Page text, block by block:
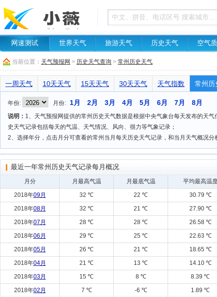
网速测试 世界天气 旅游天气 历史天气 空气
当前位置： 天气预报网 > 历史天气查询 > 常州历史天气
一周天气 10天天气 15天天气 30天天气 天气指数 常州历
年份: 月份: 1月 2月 3月 4月 5月 6月 7月 8月
说明： 1、天气预报网提供的常州历史天气数据是根据中央气象台每天发布的天
史天气记录包括每天的气温、天气情况、风向、很力等气象记录；
2、选择年分，点击月分可查看的常州当月每天历史天气记录，和当月天气概况分
最近一年常州历史天气记录每月概况
月分 月最高气温 月最底气温
平均最高温
2018年09月 32 ℃ 22 ℃
30.79 ℃
2018年08月 32 ℃ 21 ℃
27.90 ℃
2018年07月 28 ℃ 28 ℃
26.58 ℃
2018年06月 29 ℃ 25 ℃
22.63 ℃
2018年05月 26 ℃ 21 ℃
18.65 ℃
2018年04月 21 ℃ 13 ℃
14.10 ℃
2018年03月 15 ℃ 8 ℃
8.39 ℃
2018年02月 7 ℃ -6 ℃
1.89 ℃